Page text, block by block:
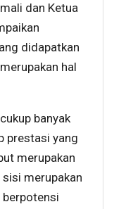
dan Ketua
didapatkan
hal
banyak
prestasi yang
merupakan
merupakan